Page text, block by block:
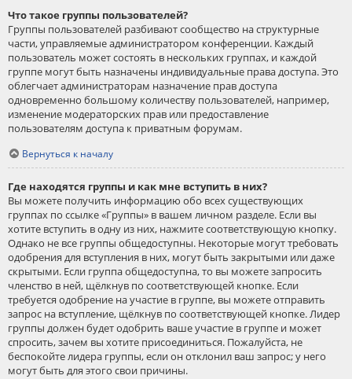
Что такое группы пользователей?
Группы пользователей разбивают сообщество на структурные
части, управляемые администратором конференции. Каждый
пользователь может состоять в нескольких группах, и каждой
группе могут быть назначены индивидуальные права доступа. Это
облегчает администраторам назначение прав доступа
одновременно большому количеству пользователей, например,
изменение модераторских прав или предоставление
пользователям доступа к приватным форумам.
Вернуться к началу
Где находятся группы и как мне вступить в них?
Вы можете получить информацию обо всех существующих
группах по ссылке «Группы» в вашем личном разделе. Если вы
хотите вступить в одну из них, нажмите соответствующую кнопку.
Однако не все группы общедоступны. Некоторые могут требовать
одобрения для вступления в них, могут быть закрытыми или даже
скрытыми. Если группа общедоступна, то вы можете запросить
членство в ней, щёлкнув по соответствующей кнопке. Если
требуется одобрение на участие в группе, вы можете отправить
запрос на вступление, щёлкнув по соответствующей кнопке. Лидер
группы должен будет одобрить ваше участие в группе и может
спросить, зачем вы хотите присоединиться. Пожалуйста, не
беспокойте лидера группы, если он отклонил ваш запрос; у него
могут быть для этого свои причины.